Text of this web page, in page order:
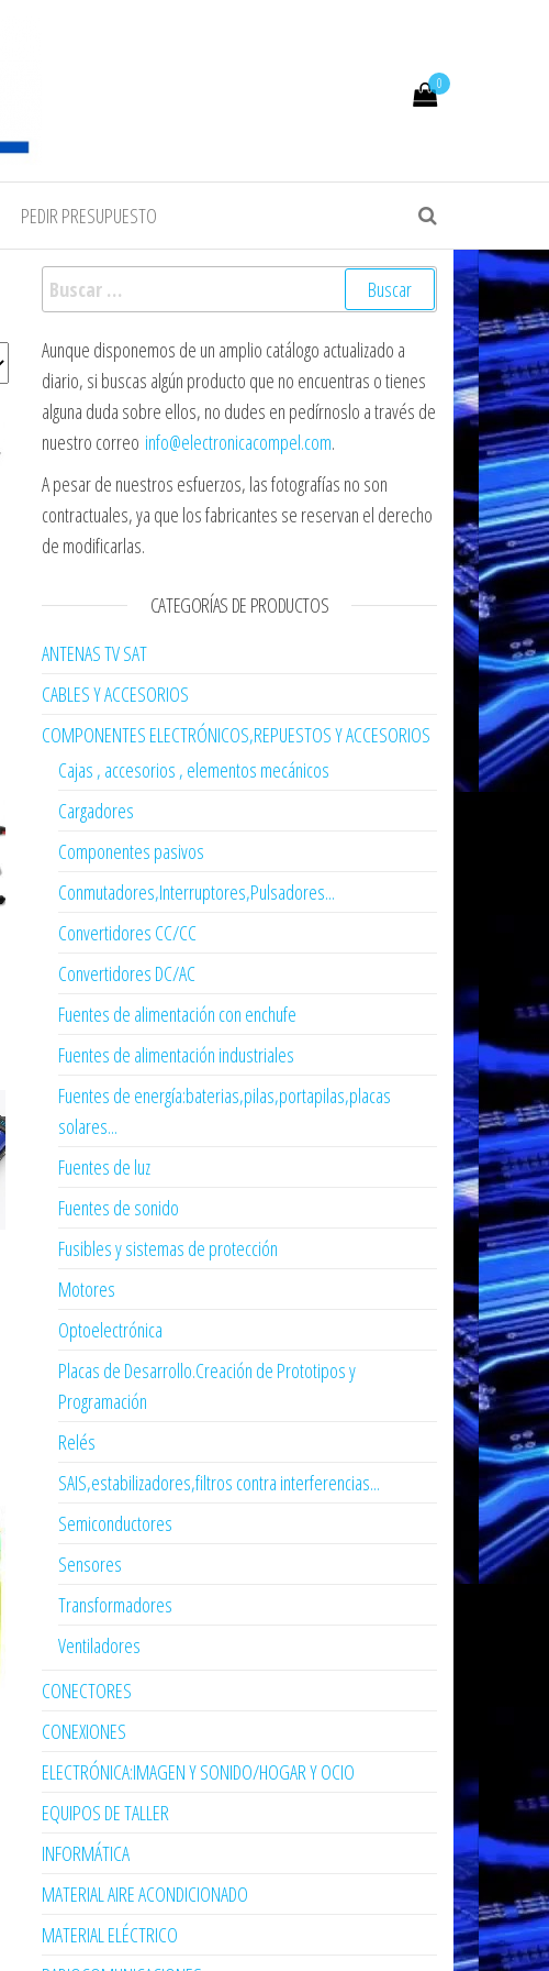
0
PEDIR PRESUPUESTO
Buscar:
Aunque disponemos de un amplio catálogo actualizado a
diario, si buscas algún producto que no encuentras o tienes
alguna duda sobre ellos, no dudes en pedírnoslo a través de
nuestro correo info@electronicacompel.com.
A pesar de nuestros esfuerzos, las fotografías no son
contractuales, ya que los fabricantes se reservan el derecho
de modificarlas.
CATEGORÍAS DE PRODUCTOS
ANTENAS TV SAT
CABLES Y ACCESORIOS
COMPONENTES ELECTRÓNICOS,REPUESTOS Y ACCESORIOS
Cajas , accesorios , elementos mecánicos
Cargadores
Componentes pasivos
Conmutadores,Interruptores,Pulsadores...
Convertidores CC/CC
Convertidores DC/AC
Fuentes de alimentación con enchufe
Fuentes de alimentación industriales
Fuentes de energía:baterias,pilas,portapilas,placas
solares...
Fuentes de luz
Fuentes de sonido
Fusibles y sistemas de protección
Motores
Optoelectrónica
Placas de Desarrollo.Creación de Prototipos y
Programación
Relés
SAIS,estabilizadores,filtros contra interferencias...
Semiconductores
Sensores
Transformadores
Ventiladores
CONECTORES
CONEXIONES
ELECTRÓNICA:IMAGEN Y SONIDO/HOGAR Y OCIO
EQUIPOS DE TALLER
INFORMÁTICA
MATERIAL AIRE ACONDICIONADO
MATERIAL ELÉCTRICO